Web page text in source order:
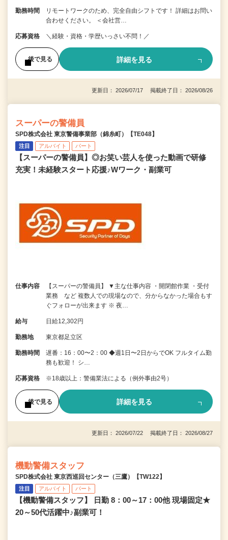
勤務時間
リモートワークのため、完全自由シフトです！ 詳細はお問い
合わせください。 ＜会社営…
応募資格 ＼経験・資格・学歴いっさい不問！／
後で見る 詳細を見る
更新日： 2026/07/17 掲載終了日： 2026/08/26
スーパーの警備員
SPD株式会社 東京警備事業部（錦糸町）【TE048】
注目 アルバイト パート
【スーパーの警備員】◎お笑い芸人を使った動画で研修
充実！未経験スタート応援♪Wワーク・副業可
仕事内容
【スーパーの警備員】 ▼主な仕事内容 ・開閉館作業 ・受付
業務 など 複数人での現場なので、分からなかった場合もす
ぐフォローが出来ます ※ 夜…
給与 日給12,302円
勤務地 東京都足立区
勤務時間
遅番：16：00〜2：00 ◆週1日〜2日からでOK フルタイム勤
務も歓迎！ シ…
応募資格 ※18歳以上：警備業法による（例外事由2号）
後で見る 詳細を見る
更新日： 2026/07/22 掲載終了日： 2026/08/27
機動警備スタッフ
SPD株式会社 東京西巡回センター（三鷹）【TW122】
注目 アルバイト パート
【機動警備スタッフ】 日勤 8：00～17：00他 現場固定★
20～50代活躍中♪副業可！